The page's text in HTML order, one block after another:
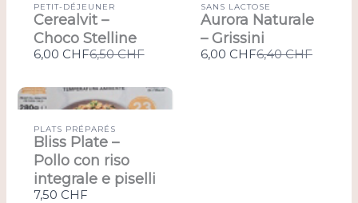
PETIT-DÉJEUNER
Cerealvit –
Choco Stelline
6,00 CHFCompare
to
6,50 CHF
SANS LACTOSE
Aurora Naturale
– Grissini
6,00 CHFCompare
to
6,40 CHF
PLATS PRÉPARÉS
Bliss Plate –
Pollo con riso
integrale e piselli
7,50 CHF